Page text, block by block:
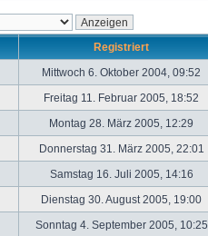
Registriert
Mittwoch 6. Oktober 2004, 09:52
Freitag 11. Februar 2005, 18:52
Montag 28. März 2005, 12:29
Donnerstag 31. März 2005, 22:01
Samstag 16. Juli 2005, 14:16
Dienstag 30. August 2005, 19:00
Sonntag 4. September 2005,